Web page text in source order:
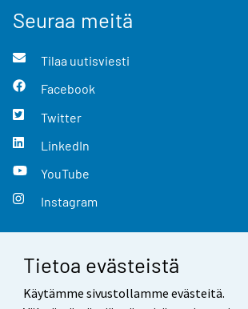
Tietoa evästeistä
Käytämme sivustollamme evästeitä.
Seuraa meitä
Tilaa uutisviesti
Facebook
Twitter
LinkedIn
YouTube
Instagram
Yhteystiedot
Palaute